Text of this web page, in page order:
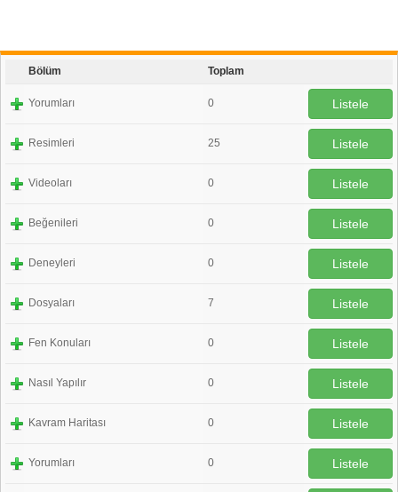
Bölüm Toplam
Yorumları 0 Listele
Resimleri 25 Listele
Videoları 0 Listele
Beğenileri 0 Listele
Deneyleri 0 Listele
Dosyaları 7 Listele
Fen Konuları 0 Listele
Nasıl Yapılır 0 Listele
Kavram Haritası 0 Listele
Yorumları 0 Listele